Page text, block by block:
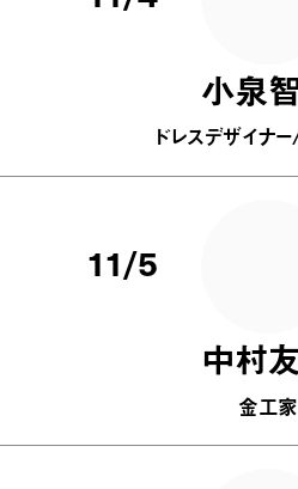
小泉
ドレスデザイナ
11/5
中村
金工家